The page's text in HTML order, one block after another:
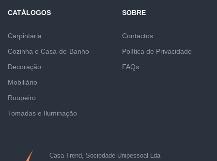
CATÁLOGOS
Carpintaria
Cozinha e Casa-de-Banho
Decoração
Mobiliário
Roupeiro
Tomadas e Iluminação
SOBRE
Contactos
Política de Privacidade
FAQs
Casa Trend, Sociedade Unipessoal Lda